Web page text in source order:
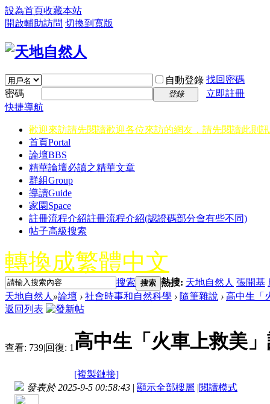
設為首頁收藏本站
開啟輔助訪問 切換到寬版
自動登錄 找回密碼
密碼
登錄
立即註冊
快捷導航
歡迎來訪請先閱讀歡迎各位來訪的網友，請先閱讀此則
首頁Portal
論壇BBS
精華論壇必讀之精華文章
群組Group
導讀Guide
家園 Space
註冊流程介紹註冊流程介紹(認證碼部分會有些不同)
帖子高級搜索
轉換成繁體中文
搜索 搜索 熱搜: 天地自然人 張開基
天地自然人 »論壇 › 社會時事和自然科學 › 隨筆雜說 › 高中生「
返回列表
查看: 739|回復: 1 高中生「火車上救美
[複製鏈接]
發表於 2025-9-5 00:58:43 | 顯示全部樓層 |閱讀模式